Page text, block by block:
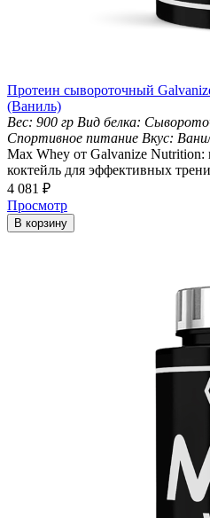
Протеин сывороточный
(Ваниль)
Вес: 900 гр Вид белка:
Спортивное питание Вкус:
Max Whey от Galvanize
коктейль для эффективных
4 081 ₽
Просмотр
В корзину